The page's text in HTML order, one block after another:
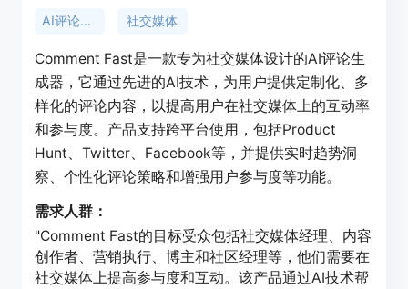
AI评论生成 社交媒体
Comment Fast是一款专为社交媒体设计的AI评论生
成器，它通过先进的AI技术，为用户提供定制化、多
样化的评论内容，以提高用户在社交媒体上的互动率
和参与度。产品支持跨平台使用，包括Product
Hunt、Twitter、Facebook等，并提供实时趋势洞
察、个性化评论策略和增强用户参与度等功能。
需求人群：
"Comment Fast的目标受众包括社交媒体经理、内容
创作者、营销执行、博主和社区经理等，他们需要在
社交媒体上提高参与度和互动。该产品通过AI技术帮